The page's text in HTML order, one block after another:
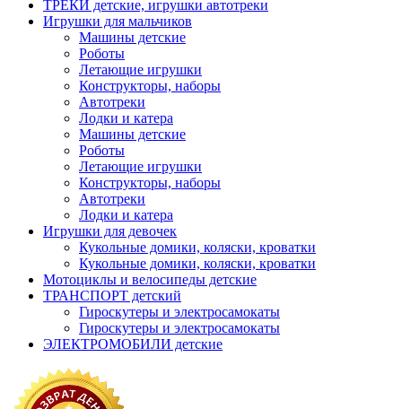
ТРЕКИ детские, игрушки автотреки
Игрушки для мальчиков
Машины детские
Роботы
Летающие игрушки
Конструкторы, наборы
Автотреки
Лодки и катера
Машины детские
Роботы
Летающие игрушки
Конструкторы, наборы
Автотреки
Лодки и катера
Игрушки для девочек
Кукольные домики, коляски, кроватки
Кукольные домики, коляски, кроватки
Мотоциклы и велосипеды детские
ТРАНСПОРТ детский
Гироскутеры и электросамокаты
Гироскутеры и электросамокаты
ЭЛЕКТРОМОБИЛИ детские